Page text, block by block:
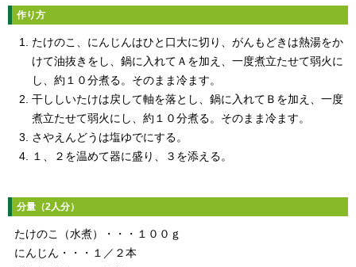
作り方
たけのこ、にんじんはひと口大に切り、がんもどきは熱湯をか
けて油抜きをし、鍋に入れてＡを加え、一度煮立たせて弱火に
し、約１０分煮る。そのまま冷ます。
干ししいたけは戻して軸を落とし、鍋に入れてＢを加え、一度
煮立たせて弱火にし、約１０分煮る。そのまま冷ます。
さやえんどうは塩ゆでにする。
１、２を温めて器に盛り、３を添える。
分量（2人分）
たけのこ（水煮）・・・１００ｇ
にんじん・・・１／２本